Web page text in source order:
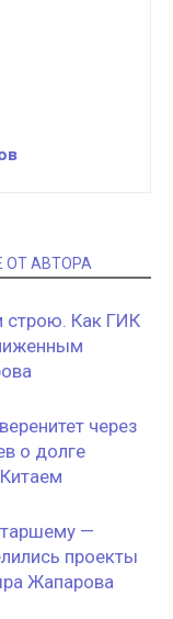
ОТ АВТОРА
строю. Как ГИК
через
о долге
—
проекты
Жапарова